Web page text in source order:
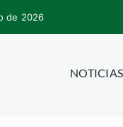
de 2026
NOTICIAS